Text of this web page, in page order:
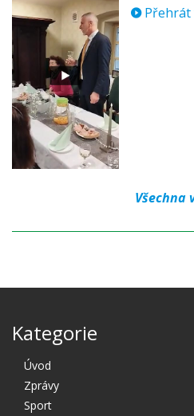
Přehrát
Všechna
Kategorie
Úvod
Zprávy
Sport